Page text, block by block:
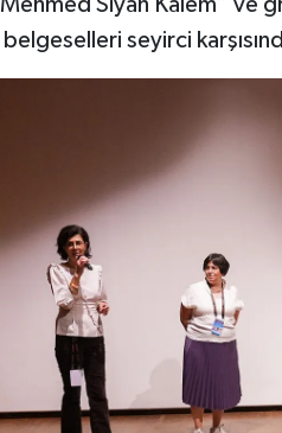
Siyah Kalem” ve
belgeselleri seyirci